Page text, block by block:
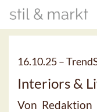
16.10.25 –
Interiors &
Von Redaktion